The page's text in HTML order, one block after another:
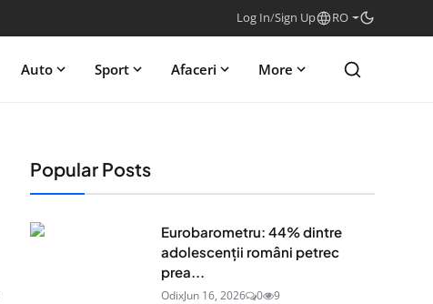
Log In/Sign Up RO
Auto Sport Afaceri More
Popular Posts
Eurobarometru: 44% dintre
adolescenţii români petrec
prea...
OdixJun 16, 2026 0 9